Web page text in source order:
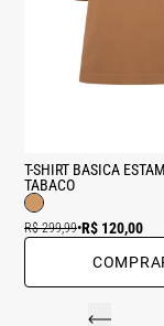
T-SHIRT BASICA
TABACO
R$ 299,99•R$ 120,00